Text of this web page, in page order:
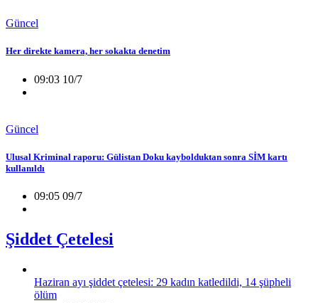
Güncel
Her direkte kamera, her sokakta denetim
09:03 10/7
Güncel
Ulusal Kriminal raporu: Gülistan Doku kaybolduktan sonra SİM kartı
kullanıldı
09:05 09/7
Şiddet Çetelesi
Haziran ayı şiddet çetelesi: 29 kadın katledildi, 14 şüpheli
ölüm